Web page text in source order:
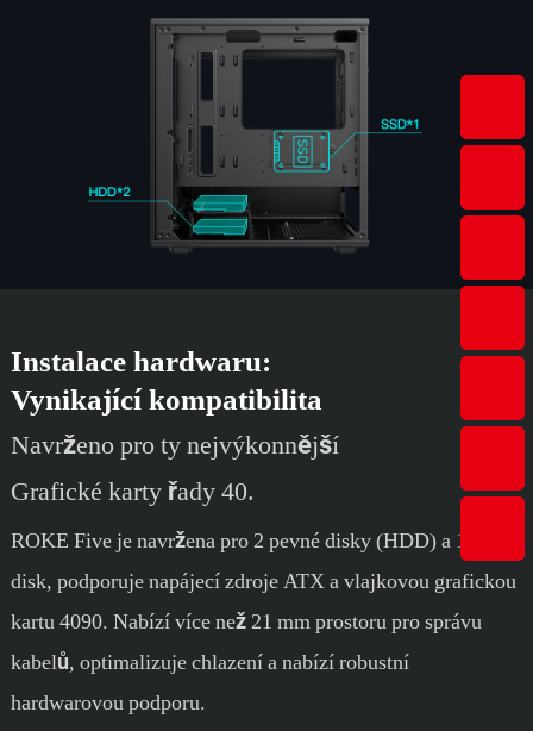
Instalace hardwaru:
Vynikající kompatibilita
Navrženo pro ty nejvýkonnější
Grafické karty řady 40.
ROKE Five je navržena pro 2 pevné disky (HDD) a 1 SSD
disk, podporuje napájecí zdroje ATX a vlajkovou grafickou
kartu 4090. Nabízí více než 21 mm prostoru pro správu
kabelů, optimalizuje chlazení a nabízí robustní
hardwarovou podporu.